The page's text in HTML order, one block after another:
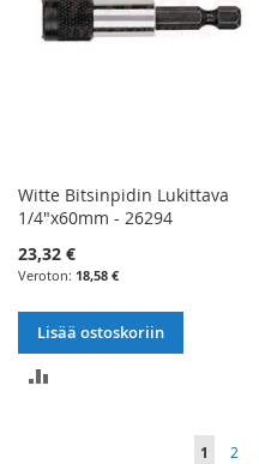
Witte Bitsinpidin Lukittava
1/4"x60mm - 26294
23,32 €
18,58 €
Lisää ostoskoriin
You're
1 Sivu
2